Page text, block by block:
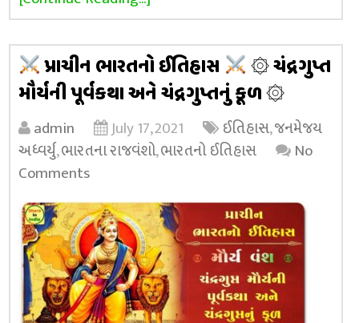
પ્રાચીન ભારતનો ઈતિહાસ
۞ ચંદ્રગુપ્ત
મૌર્યની પૂર્વકથા અને ચંદ્રગુપ્તનું કૂળ ۞
admin July 17, 2021 ઈતિહાસ,જનમેજય
અધ્વર્યુ,ભારતના રાજવંશો,ભારતનો ઈતિહાસ
No
Comments